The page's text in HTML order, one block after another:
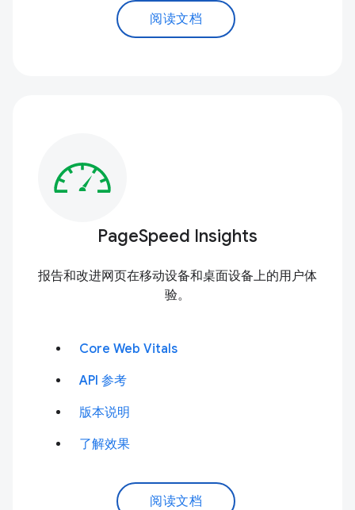
阅读文档
PageSpeed Insights
报告和改进网页在移动设备和桌面设备上的用户体
验。
Core Web Vitals
API 参考
版本说明
了解效果
阅读文档